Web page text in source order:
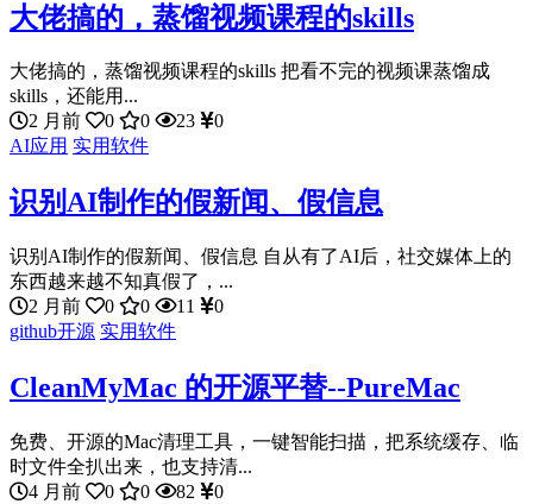
大佬搞的，蒸馏视频课程的skills
大佬搞的，蒸馏视频课程的skills 把看不完的视频课蒸馏成
skills，还能用...
2 月前
0 0 23
0
AI应用 实用软件
识别AI制作的假新闻、假信息
识别AI制作的假新闻、假信息 自从有了AI后，社交媒体上的
东西越来越不知真假了，...
2 月前
0 0 11
0
github开源 实用软件
CleanMyMac 的开源平替--PureMac
免费、开源的Mac清理工具，一键智能扫描，把系统缓存、临
时文件全扒出来，也支持清...
4 月前
0 0 82
0